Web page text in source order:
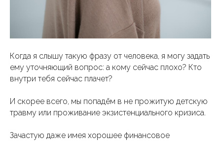
Когда я слышу такую фразу от человека, я могу задать
ему уточняющий вопрос: а кому сейчас плохо? Кто
внутри тебя сейчас плачет?
И скорее всего, мы попадём в не прожитую детскую
травму или проживание экзистенциального кризиса.
Зачастую даже имея хорошее финансовое